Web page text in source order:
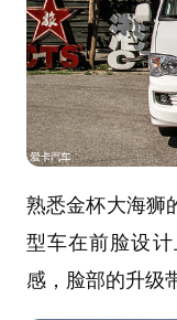
熟悉金杯大海狮
型车在前脸设
感，脸部的升级